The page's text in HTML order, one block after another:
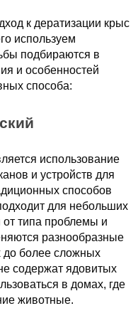
к дератизации крыс
используем
подбираются в
и особенностей
способа:
использование
и устройств для
способов
для небольших
от типа проблемы и
разнообразные
до более сложных
содержат ядовитых
в домах, где
животные.